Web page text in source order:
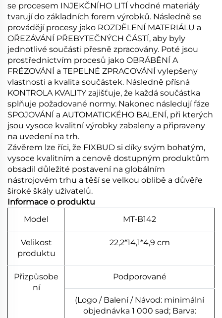
se procesem INJEKČNÍHO LITÍ vhodné materiály
tvarují do základních forem výrobků. Následně se
provádějí procesy jako ROZDĚLENÍ MATERIÁLU a
OŘEZÁVÁNÍ PŘEBYTEČNÝCH ČÁSTÍ, aby byly
jednotlivé součásti přesně zpracovány. Poté jsou
prostřednictvím procesů jako OBRÁBĚNÍ A
FRÉZOVÁNÍ a TEPELNÉ ZPRACOVÁNÍ vylepšeny
vlastnosti a kvalita součástek. Následně přísná
KONTROLA KVALITY zajišťuje, že každá součástka
splňuje požadované normy. Nakonec následují fáze
SPOJOVÁNÍ a AUTOMATICKÉHO BALENÍ, při kterých
jsou vysoce kvalitní výrobky zabaleny a připraveny
na uvedení na trh.
Závěrem lze říci, že FIXBUD si díky svým bohatým,
vysoce kvalitním a cenově dostupným produktům
obsadil důležité postavení na globálním
nástrojovém trhu a těší se velkou oblibě a důvěře
široké škály uživatelů.
Informace o produktu
Model
MT-B142
Velikost
produktu
22,2*14,1*4,9 cm
Přizpůsobe
ní
Podporované
(Logo / Balení / Návod: minimální
objednávka 1 000 sad; Barva: